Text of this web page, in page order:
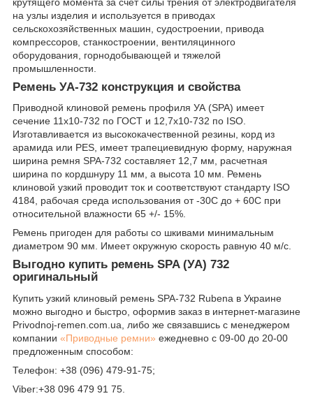
на узлы изделия и используется в приводах
сельскохозяйственных машин, судостроении, привода
компрессоров, станкостроении, вентиляцинного
оборудования, горнодобывающей и тяжелой
промышленности.
Ремень УА-732 конструкция и свойства
Приводной клиновой ремень профиля УА (SPA) имеет
сечение 11х10-732 по ГОСТ и 12,7х10-732 по ISO.
Изготавливается из высококачественной резины, корд из
арамида или PES, имеет трапециевидную форму, наружная
ширина ремня SPA-732 составляет 12,7 мм, расчетная
ширина по кордшнуру 11 мм, а высота 10 мм. Ремень
клиновой узкий проводит ток и соответствуют стандарту ISO
4184, рабочая среда использования от -30С до + 60С при
относительной влажности 65 +/- 15%.
Ремень пригоден для работы со шкивами минимальным
диаметром 90 мм. Имеет окружную скорость равную 40 м/с.
Выгодно купить ремень SPA (УА) 732
оригинальный
Купить узкий клиновый ремень SPA-732 Rubena в Украине
можно выгодно и быстро, оформив заказ в интернет-магазине
Рrivodnoj-remen.com.ua, либо же связавшись с менеджером
компании «Приводные ремни» ежедневно с 09-00 до 20-00
предложенным способом:
Телефон: +38 (096) 479-91-75;
Viber:+38 096 479 91 75.